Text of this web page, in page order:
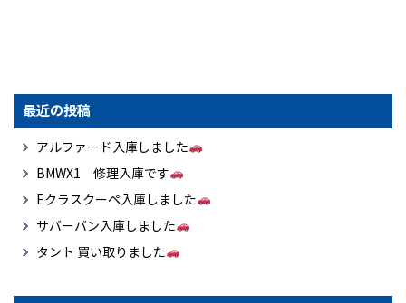
最近の投稿
アルファード入庫しました
BMWX1 修理入庫です
Eクラスクーペ入庫しました
サバーバン入庫しました
タント 買い取りました